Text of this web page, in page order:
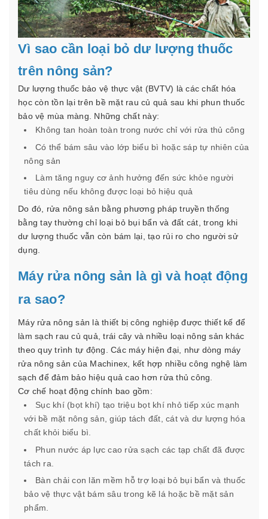
Vì sao cần loại bỏ dư lượng thuốc
trên nông sản?
Dư lượng thuốc bảo vệ thực vật (BVTV) là các chất hóa
học còn tồn lại trên bề mặt rau củ quả sau khi phun thuốc
bảo vệ mùa màng. Những chất này:
Không tan hoàn toàn trong nước chỉ với rửa thủ công
Có thể bám sâu vào lớp biểu bì hoặc sáp tự nhiên của
nông sản
Làm tăng nguy cơ ảnh hưởng đến sức khỏe người
tiêu dùng nếu không được loại bỏ hiệu quả
Do đó, rửa nông sản bằng phương pháp truyền thống
bằng tay thường chỉ loại bỏ bụi bẩn và đất cát, trong khi
dư lượng thuốc vẫn còn bám lại, tạo rủi ro cho người sử
dụng.
Máy rửa nông sản là gì và hoạt động
ra sao?
Máy rửa nông sản là thiết bị công nghiệp được thiết kế để
làm sạch rau củ quả, trái cây và nhiều loại nông sản khác
theo quy trình tự động. Các máy hiện đại, như dòng máy
rửa nông sản của Machinex, kết hợp nhiều công nghệ làm
sạch để đảm bảo hiệu quả cao hơn rửa thủ công.
Cơ chế hoạt động chính bao gồm:
Sục khí (bọt khí) tạo triệu bọt khí nhỏ tiếp xúc mạnh
với bề mặt nông sản, giúp tách đất, cát và dư lượng hóa
chất khỏi biểu bì.
Phun nước áp lực cao rửa sạch các tạp chất đã được
tách ra.
Bàn chải con lăn mềm hỗ trợ loại bỏ bụi bẩn và thuốc
bảo vệ thực vật bám sâu trong kẽ lá hoặc bề mặt sản
phẩm.